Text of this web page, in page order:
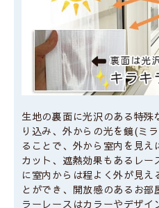
生地の裏面に光沢のある特
り込み、外からの光を鏡(ミ
ることで、外から室内を見
カット、遮熱効果もあるレー
に室内からは程よく外が見え
とができ、開放感のあるお部
ラーレースはカラーやデザイ